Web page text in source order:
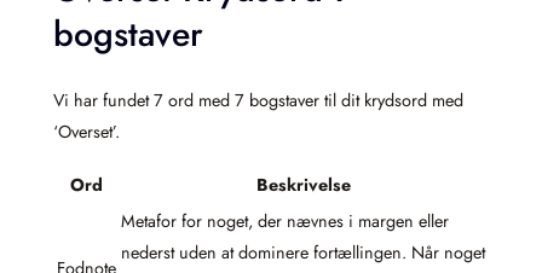
bogstaver
Vi har fundet 7 ord med 7 bogstaver til dit krydsord med
‘Overset’.
Ord Beskrivelse
Fodnote
Metafor for noget, der nævnes i margen eller
nederst uden at dominere fortællingen. Når noget